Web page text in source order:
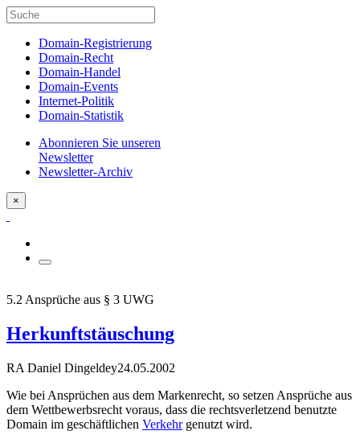
Domain-Registrierung
Domain-Recht
Domain-Handel
Domain-Events
Internet-Politik
Domain-Statistik
Abonnieren Sie unseren
Newsletter
Newsletter-Archiv
×
5.2 Ansprüche aus § 3 UWG
Herkunftstäuschung
RA Daniel Dingeldey24.05.2002
Wie bei Ansprüchen aus dem Markenrecht, so setzen Ansprüche aus
dem Wettbewerbsrecht voraus, dass die rechtsverletzend benutzte
Domain im geschäftlichen Verkehrgenutzt wird.